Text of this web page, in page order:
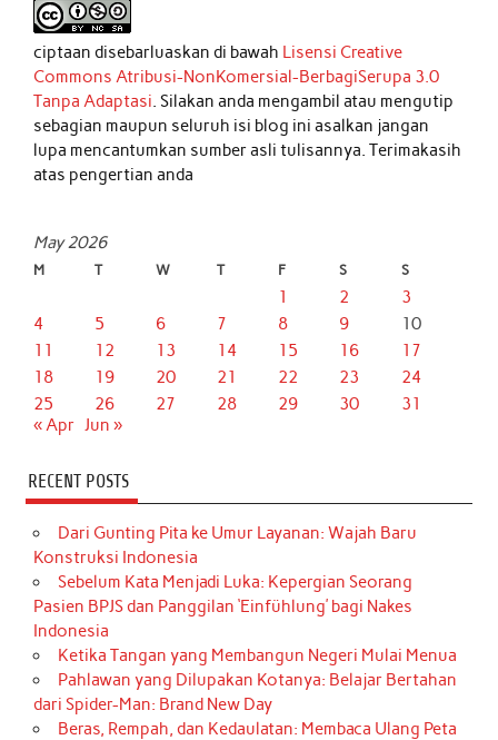
ciptaan disebarluaskan di bawah Lisensi Creative
Commons Atribusi-NonKomersial-BerbagiSerupa 3.0
Tanpa Adaptasi. Silakan anda mengambil atau mengutip
sebagian maupun seluruh isi blog ini asalkan jangan
lupa mencantumkan sumber asli tulisannya. Terimakasih
atas pengertian anda
May 2026
M T W T F S S
1 2
3
4
5 6 7 8 9
10
11
12 13 14 15 16
17
18
19 20 21 22 23
24
25
26 27 28 29 30
31
« Apr Jun »
RECENT POSTS
Dari Gunting Pita ke Umur Layanan: Wajah Baru
Konstruksi Indonesia
Sebelum Kata Menjadi Luka: Kepergian Seorang
Pasien BPJS dan Panggilan ‘Einfühlung’ bagi Nakes
Indonesia
Ketika Tangan yang Membangun Negeri Mulai Menua
Pahlawan yang Dilupakan Kotanya: Belajar Bertahan
dari Spider-Man: Brand New Day
Beras, Rempah, dan Kedaulatan: Membaca Ulang Peta